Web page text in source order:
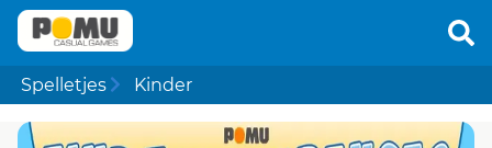
Spelletjes Kinder